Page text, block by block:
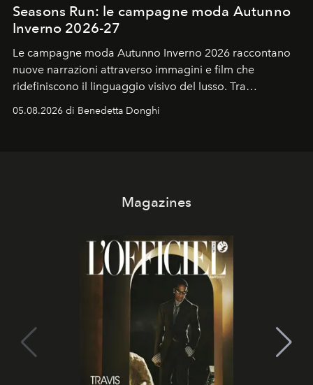
Seasons Run: le campagne moda Autunno
Inverno 2026-27
Le campagne moda Autunno Inverno 2026 raccontano
nuove narrazioni attraverso immagini e film che
ridefiniscono il linguaggio visivo del lusso. Tra
protagonisti del cinema, volti della cultura
contemporanea e storytelling d'autore, le maison
05.08.2026 di Benedetta Donghi
Magazines